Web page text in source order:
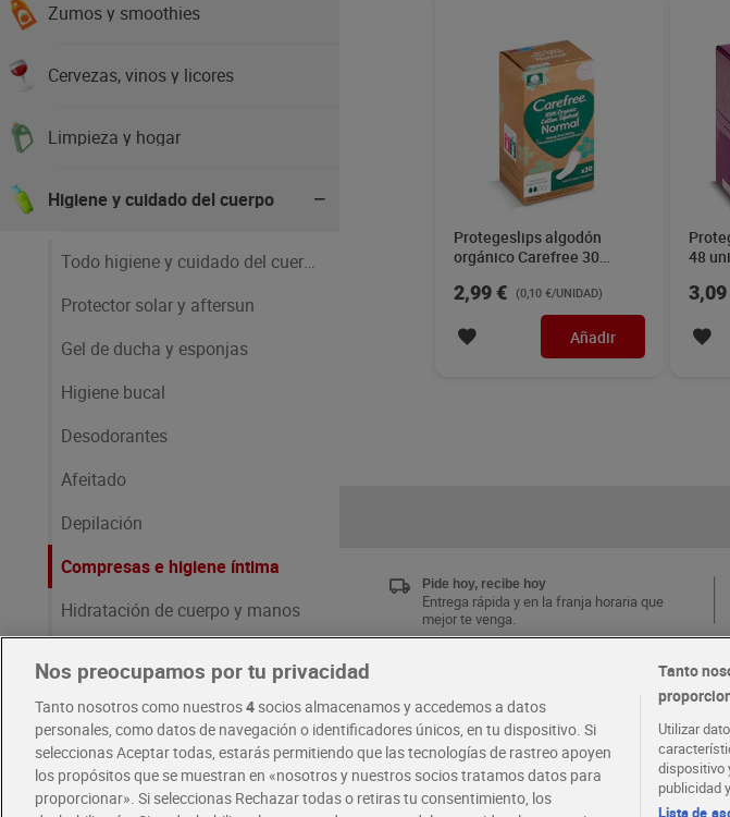
Zumos y smoothies
Cervezas, vinos y licores
Limpieza y hogar
Higiene y cuidado del cuerpo
Todo higiene y cuidado del cuerpo
Protector solar y aftersun
Gel de ducha y esponjas
Higiene bucal
Desodorantes
Afeitado
Depilación
Compresas e higiene íntima
Hidratación de cuerpo y manos
Cabello y perfumería
Salud y parafarmacia
Protegeslips algodón
orgánico Carefree 30
2,99 € (0,10 €/UNIDAD)
Añadir
48
3,09
Pide hoy, recibe hoy
Entrega rápida y en la franja horaria que
mejor te venga.
Disfruta las ventajas y ofertas
exclusivas.
Descárgate la APP Dia
RECETAS · COMER MEJOR CADA DIA
Nos preocupamos por tu privacidad
Tanto nosotros como nuestros4socios almacenamos y accedemos a datos
personales, como datos de navegación o identificadores únicos, en tu dispositivo. Si
seleccionas Aceptar todas, estarás permitiendo que las tecnologías de rastreo apoyen
los propósitos que se muestran en «nosotros y nuestros socios tratamos datos para
proporcionar». Si seleccionas Rechazar todas o retiras tu consentimiento, los
Tanto
Utilizar
dispositivo
publicidad
Lista de